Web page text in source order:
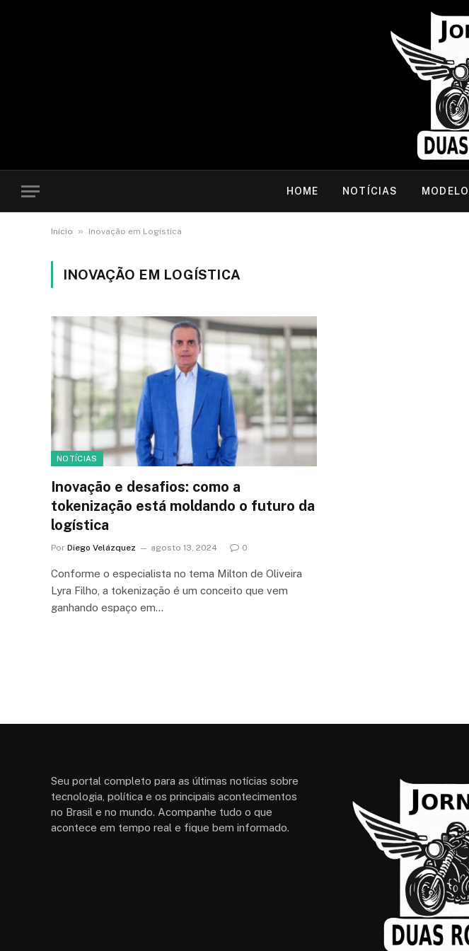
HOME NOTÍCIAS
Início » Inovação em Logística
INOVAÇÃO EM LOGÍSTICA
NOTÍCIAS
Inovação e desafios: como a
tokenização está moldando o futuro da
logística
Por Diego Velázquez agosto 13, 2024 0
Conforme o especialista no tema Milton de Oliveira
Lyra Filho, a tokenização é um conceito que vem
ganhando espaço em…
Seu portal completo para as últimas notícias sobre
tecnologia, política e os principais acontecimentos
no Brasil e no mundo. Acompanhe tudo o que
acontece em tempo real e fique bem informado.